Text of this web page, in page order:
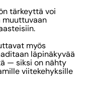
tärkeyttä voi
muuttuvaan
myös
läpinäkyvää
— siksi on nähty
viitekehyksille